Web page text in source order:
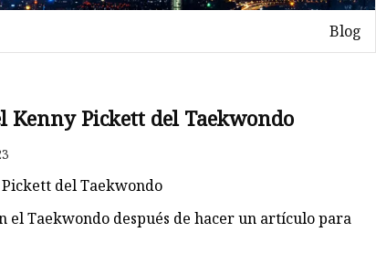
Blog
Kenny Pickett del Taekwondo
del Taekwondo
Taekwondo después de hacer un artículo para